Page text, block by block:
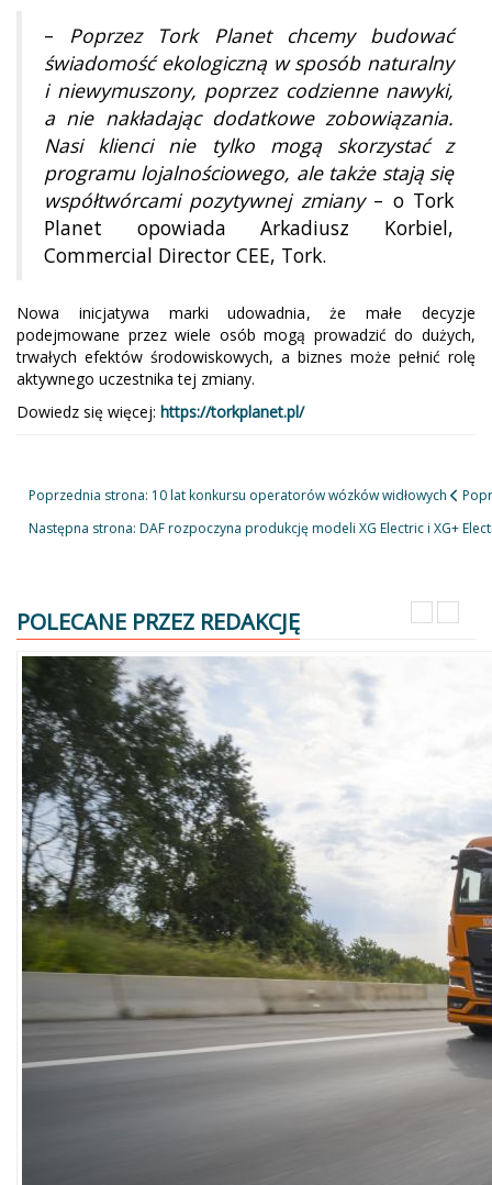
– Poprzez Tork Planet chcemy budować
świadomość ekologiczną w sposób naturalny
i niewymuszony, poprzez codzienne nawyki,
a nie nakładając dodatkowe zobowiązania.
Nasi klienci nie tylko mogą skorzystać z
programu lojalnościowego, ale także stają się
współtwórcami pozytywnej zmiany– o Tork
Planet opowiada Arkadiusz Korbiel,
Commercial Director CEE, Tork.
Nowa inicjatywa marki udowadnia, że małe decyzje
podejmowane przez wiele osób mogą prowadzić do dużych,
trwałych efektów środowiskowych, a biznes może pełnić rolę
aktywnego uczestnika tej zmiany.
Dowiedz się więcej: https://torkplanet.pl/
Poprzednia strona: 10 lat konkursu operatorów wózków widłowych
Następna strona: DAF rozpoczyna produkcję modeli XG Electric i XG+
POLECANE PRZEZ REDAKCJĘ